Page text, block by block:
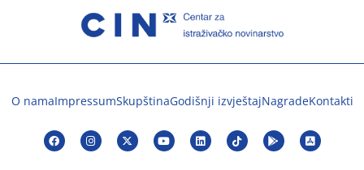
O namaImpressumSkupštinaGodišnji izvještajNagradeKontakti